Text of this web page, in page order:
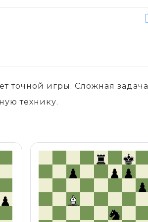
точной игры. Сложная задача
технику.